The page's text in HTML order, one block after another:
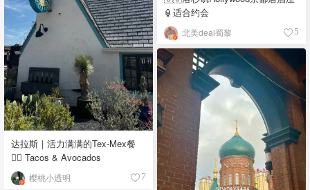
🏮适合约会
北美deal蜀黎 5
达拉斯｜活力满满的Tex-Mex餐
👉🏼 Tacos & Avocados
樱桃小透明 7